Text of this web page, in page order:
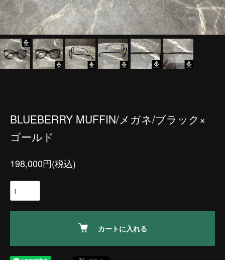
BLUEBERRY MUFFIN/メガネ/ブラック×
ゴールド
198,000円(税込)
カートに入れる